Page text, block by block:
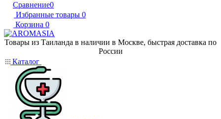
Сравнение0
Избранные товары 0
Корзина 0
Товары из Таиланда в наличии в Москве, быстрая доставка по
России
Каталог